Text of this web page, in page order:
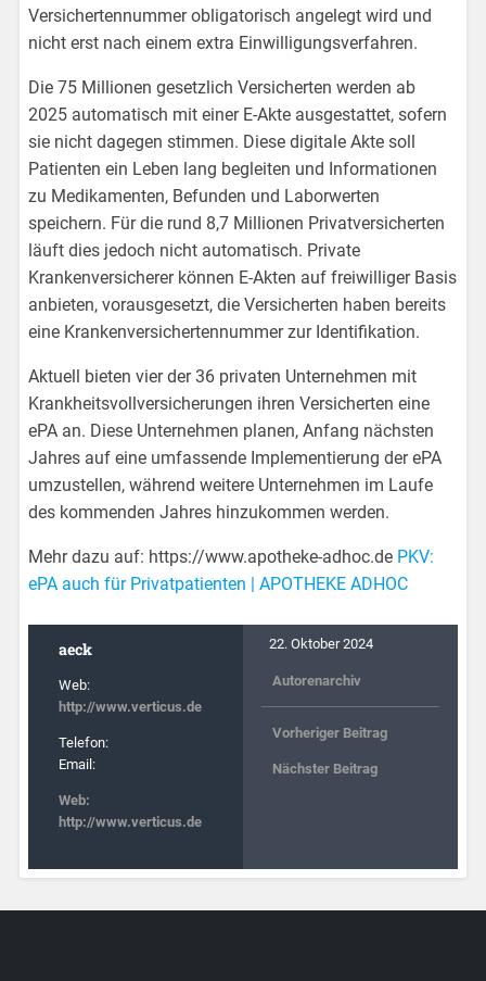
Versichertennummer obligatorisch angelegt wird und
nicht erst nach einem extra Einwilligungsverfahren.
Die 75 Millionen gesetzlich Versicherten werden ab
2025 automatisch mit einer E-Akte ausgestattet, sofern
sie nicht dagegen stimmen. Diese digitale Akte soll
Patienten ein Leben lang begleiten und Informationen
zu Medikamenten, Befunden und Laborwerten
speichern. Für die rund 8,7 Millionen Privatversicherten
läuft dies jedoch nicht automatisch. Private
Krankenversicherer können E-Akten auf freiwilliger Basis
anbieten, vorausgesetzt, die Versicherten haben bereits
eine Krankenversichertennummer zur Identifikation.
Aktuell bieten vier der 36 privaten Unternehmen mit
Krankheitsvollversicherungen ihren Versicherten eine
ePA an. Diese Unternehmen planen, Anfang nächsten
Jahres auf eine umfassende Implementierung der ePA
umzustellen, während weitere Unternehmen im Laufe
des kommenden Jahres hinzukommen werden.
Mehr dazu auf: https://www.apotheke-adhoc.de PKV:
ePA auch für Privatpatienten | APOTHEKE ADHOC
aeck
Web:
http://www.verticus.de
Telefon:
Email:
Web:
http://www.verticus.de
22. Oktober 2024
Autorenarchiv
Vorheriger Beitrag
Nächster Beitrag